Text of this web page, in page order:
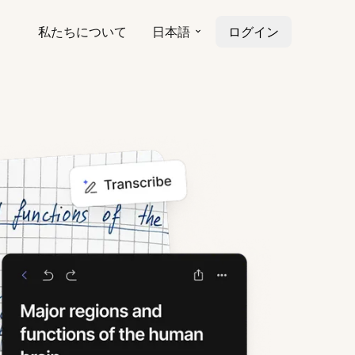
私たちについて 日本語 ログイン